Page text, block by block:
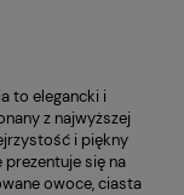
to elegancki i
z najwyższej
i piękny
prezentuje się na
owoce, ciasta